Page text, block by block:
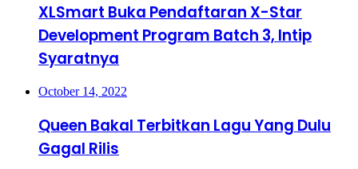
XLSmart Buka Pendaftaran X-Star
Development Program Batch 3, Intip
Syaratnya
October 14, 2022
Queen Bakal Terbitkan Lagu Yang Dulu
Gagal Rilis